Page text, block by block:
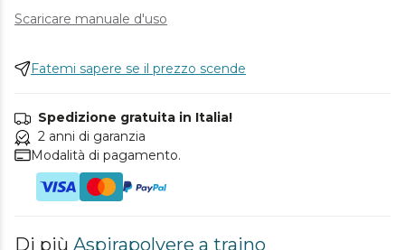
Scaricare manuale d'uso
Fatemi sapere se il prezzo scende
Spedizione gratuita in Italia!
2 anni di garanzia
Modalità di pagamento.
Di più Aspirapolvere a traino